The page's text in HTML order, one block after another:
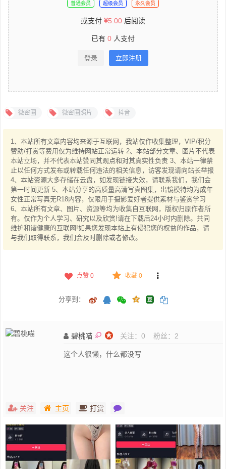
普通会员 超级会员 永久会员
或支付 5.00 后阅读
已有 0 人支付
登录 立即注册
微密圈 微密圈照片 抖音
1、本站所有文章内容均来源于互联网，我站仅作收集整理，VIP/积分
赞助/打赏等费用仅为维持网站正常运转 2、本站部分文章、图片不代表
本站立场，并不代表本站赞同其观点和对其真实性负责 3、本站一律禁
止以任何方式发布或转载任何违法的相关信息，访客发现请向站长举报
4、本站资源大多存储在云盘，如发现链接失效，请联系我们，我们会
第一时间更新 5、本站分享的高质量高清写真图集，出镜模特均为成年
女性正常写真无R18内容，仅限用于摄影爱好者提供素材与鉴赏学习
6、本站所有文章、图片、资源等均为收集自互联网，版权归原作者所
有。仅作为个人学习、研究以及欣赏!请在下载后24小时内删除。共同
维护和谐健康的互联网!如果您发现本站上有侵犯您的权益的作品，请
与我们取得联系，我们会及时删除或者修改。
点赞 0 收藏 0
分享到：
碧桃喵 关注： 0 粉丝： 2
这个人很懒，什么都没写
关注 主页 打赏